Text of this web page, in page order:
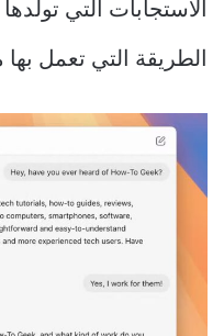
الاستجابات التي
الطريقة التي تعمل